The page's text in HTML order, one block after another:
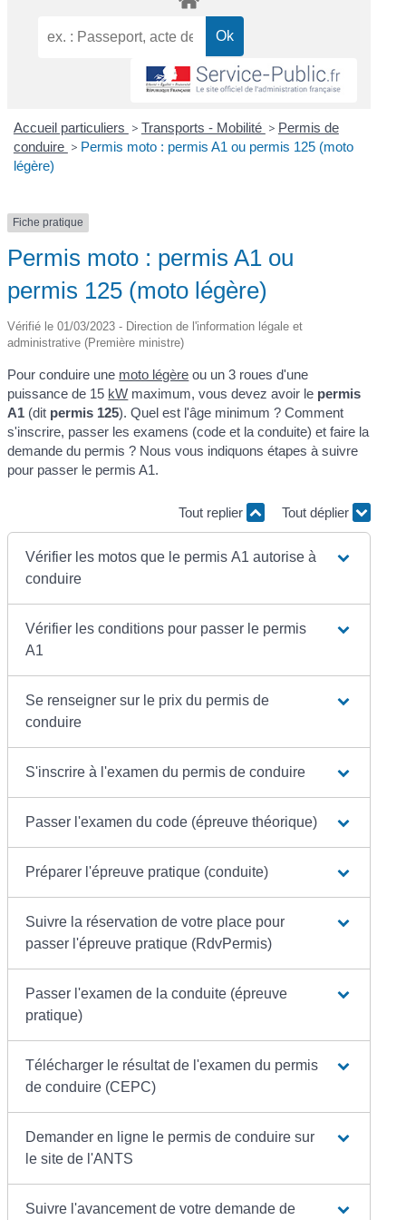
Accueil particuliers > Transports - Mobilité > Permis de
conduire > Permis moto : permis A1 ou permis 125 (moto
légère)
Fiche pratique
Permis moto : permis A1 ou
permis 125 (moto légère)
Vérifié le 01/03/2023 - Direction de l'information légale et
administrative (Première ministre)
Pour conduire une moto légère ou un 3 roues d'une
puissance de 15 kW maximum, vous devez avoir le permis
A1 (dit permis 125). Quel est l'âge minimum ? Comment
s'inscrire, passer les examens (code et la conduite) et faire la
demande du permis ? Nous vous indiquons étapes à suivre
pour passer le permis A1.
Tout replier Tout déplier
Vérifier les motos que le permis A1 autorise à
conduire
Vérifier les conditions pour passer le permis
A1
Se renseigner sur le prix du permis de
conduire
S'inscrire à l'examen du permis de conduire
Passer l'examen du code (épreuve théorique)
Préparer l'épreuve pratique (conduite)
Suivre la réservation de votre place pour
passer l'épreuve pratique (RdvPermis)
Passer l'examen de la conduite (épreuve
pratique)
Télécharger le résultat de l'examen du permis
de conduire (CEPC)
Demander en ligne le permis de conduire sur
le site de l'ANTS
Suivre l'avancement de votre demande de